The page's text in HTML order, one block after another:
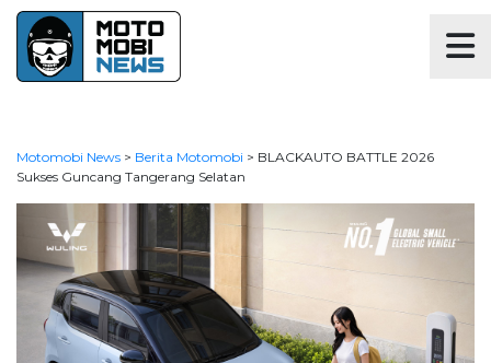
Motomobi News > Berita Motomobi > BLACKAUTO BATTLE 2026
Sukses Guncang Tangerang Selatan